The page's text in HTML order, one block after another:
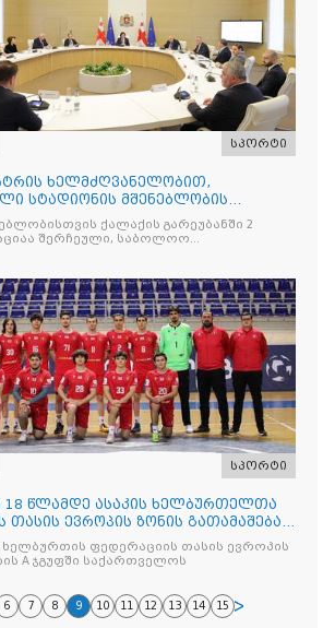
სპორტი
ხელმძღვანელობით,
სტადიონის მშენებლობის
შექმნილი უწყებათაშორისი
სხდომა გაიმართა
ქალაქის გარეუბანში 2
შერჩეული, საბოლოო
სპორტი
წლამდე ასაკის ხელბურთელთა
თასის ევროპის ზონის გათამაშება
დაასრულაფედერაციის თასის ევროპის
A ჯგუფში საქართველოს
6 7 8 9 10 11 12 13 14 15